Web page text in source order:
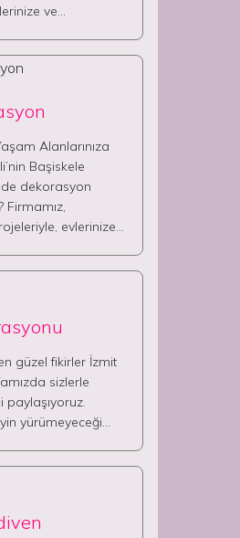
ve…
Alanlarınıza
Başiskele
dekorasyon
Firmamız,
evlerinize…
güzel fikirler İzmit
sizlerle
paylaşıyoruz.
yürümeyeceği…